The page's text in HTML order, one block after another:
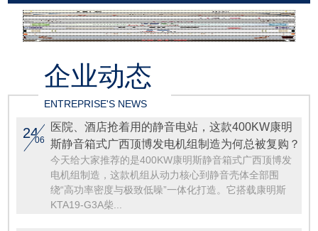
企业动态
ENTREPRISE'S NEWS
2406
医院、酒店抢着用的静音电站，这款400KW康明
斯静音箱式广西顶博发电机组制造为何总被复购？
今天给大家推荐的是400KW康明斯静音箱式广西顶博发
电机组制造，这款机组从动力核心到静音壳体全部围
绕“高功率密度与极致低噪”一体化打造。它搭载康明斯
KTA19-G3A柴...